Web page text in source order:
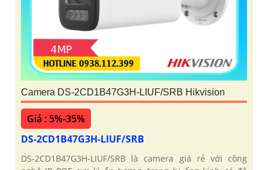
Camera DS-2CD1B47G3H-LIUF/SRB Hikvision
Giá : 5%-35%
DS-2CD1B47G3H-LIUF/SRB
DS-2CD1B47G3H-LIUF/SRB là camera giá rẻ với công